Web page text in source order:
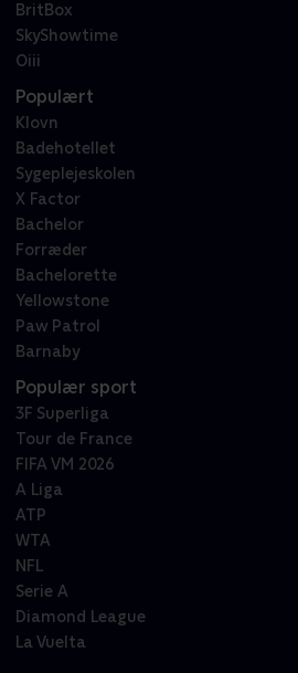
BritBox
SkyShowtime
Oiii
Populært
Klovn
Badehotellet
Sygeplejeskolen
X Factor
Bachelor
Forræder
Bachelorette
Yellowstone
Paw Patrol
Barnaby
Populær sport
3F Superliga
Tour de France
FIFA VM 2026
A Liga
ATP
WTA
NFL
Serie A
Diamond League
La Vuelta